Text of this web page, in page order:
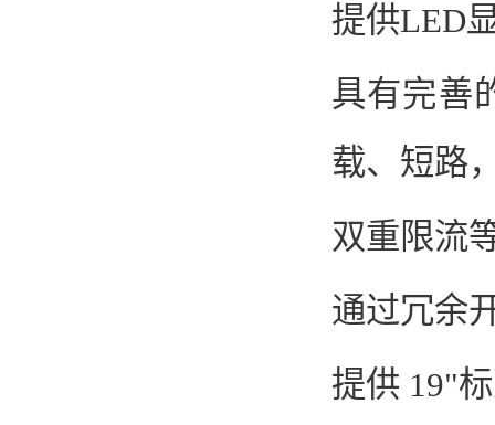
提供LED
具有完善
载、短路
双重限流
通过冗余
提供 19"